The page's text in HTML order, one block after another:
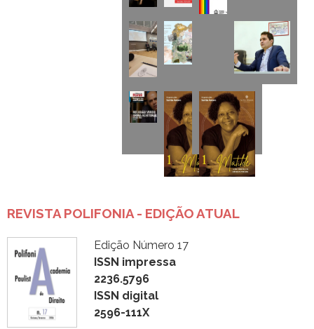
REVISTA POLIFONIA - EDIÇÃO ATUAL
Edição Número 17
ISSN impressa
2236.5796
ISSN digital
2596-111X